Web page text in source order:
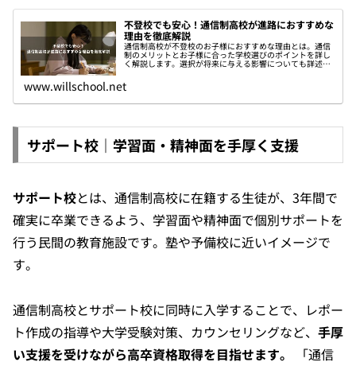
不登校でも安心！通信制高校が進路におすすめな
理由を徹底解説
通信制高校が不登校のお子様におすすめな理由とは。通信
制のメリットとお子様に合った学校選びのポイントを詳し
く解説します。選択が将来に与える影響についても詳述し
www.willschool.net
サポート校｜学習面・精神面を手厚く支援
サポート校とは、通信制高校に在籍する生徒が、3年間で
確実に卒業できるよう、学習面や精神面で個別サポートを
行う民間の教育施設です。塾や予備校に近いイメージで
す。
通信制高校とサポート校に同時に入学することで、レポー
ト作成の指導や大学受験対策、カウンセリングなど、 手厚
い支援を受けながら高卒資格取得を目指せます。
「通信